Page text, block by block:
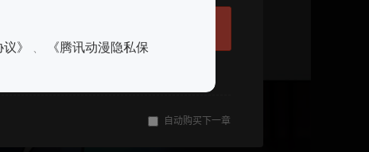
》
《腾讯动漫隐私保